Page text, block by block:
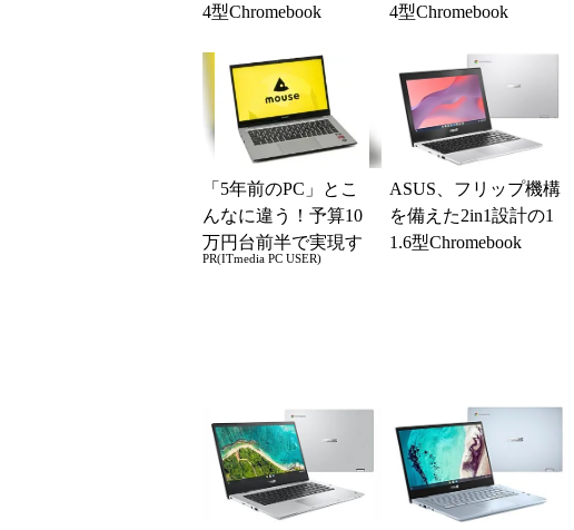
4型Chromebook
4型Chromebook
「5年前のPC」とこ
んなに違う！予算10
万円台前半で実現す
る快適PCライフ
PR(ITmedia PC USER)
ASUS、フリップ機構
を備えた2in1設計の1
1.6型Chromebook